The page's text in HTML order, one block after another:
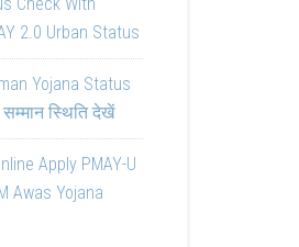
2.0 Urban Status
Yojana Status
सम्मान स्थिति देखें
Apply PMAY-U
Awas Yojana